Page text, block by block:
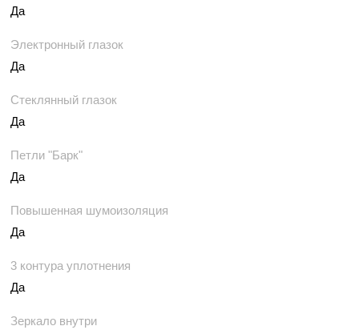
Да
Электронный глазок
Да
Стеклянный глазок
Да
Петли "Барк"
Да
Повышенная шумоизоляция
Да
3 контура уплотнения
Да
Зеркало внутри